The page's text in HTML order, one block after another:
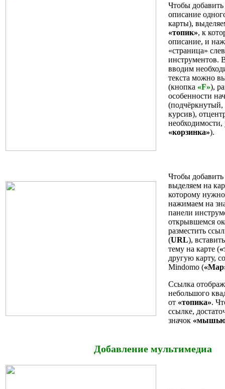
Чтобы
описание
карты),
«топик», к
описание, и
«страница»
инструментов.
вводим
текста можно
(кнопка «F»),
особенности
курсив),
необходимости,
«корзинка»).
Чтобы
выделяем на
которому
нажимаем на
панели
открывшемся
разместить
(URL),
тему на карте (
другую карту,
Mindomo (
Ссылка
небольшого
от «топика».
ссылке,
значок
Добавление мультимедиа